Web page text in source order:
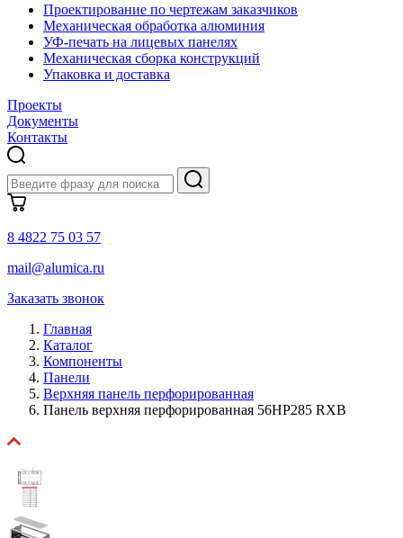
Проектирование по чертежам заказчиков
Механическая обработка алюминия
УФ-печать на лицевых панелях
Механическая сборка конструкций
Упаковка и доставка
Проекты
Документы
Контакты
8 4822 75 03 57
mail@alumica.ru
Заказать звонок
Главная
Каталог
Компоненты
Панели
Верхняя панель перфорированная
Панель верхняя перфорированная 56HP285 RXB